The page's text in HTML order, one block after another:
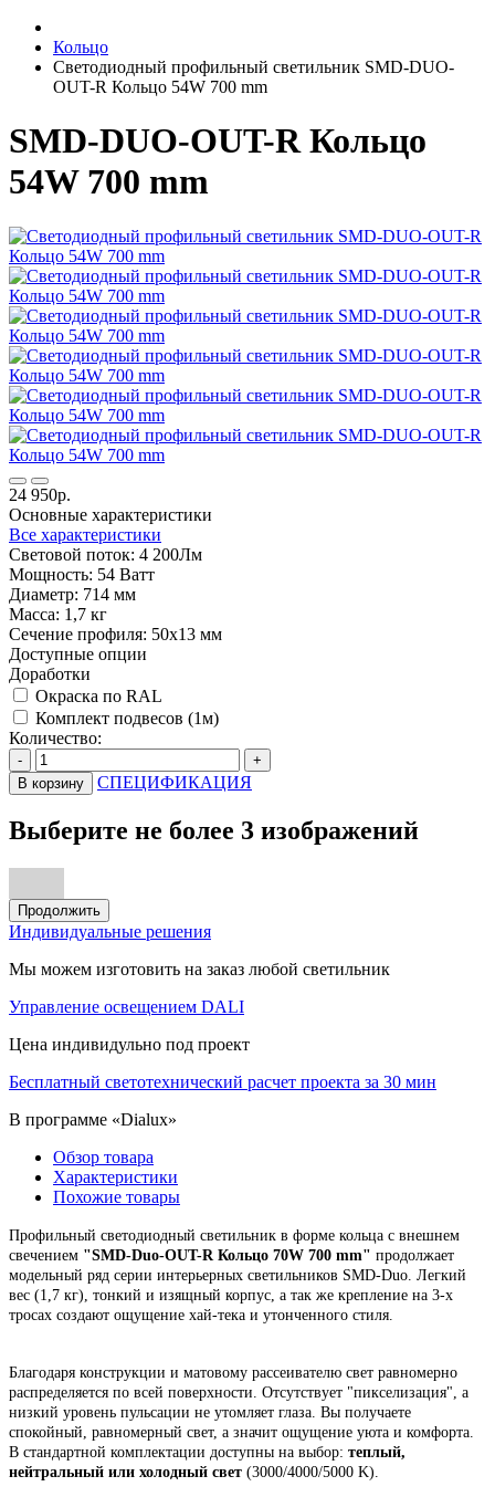
Кольцо
Светодиодный профильный светильник SMD-DUO-
OUT-R Кольцо 54W 700 mm
SMD-DUO-OUT-R Кольцо
54W 700 mm
24 950р.
Основные характеристики
Все характеристики
Световой поток: 4 200Лм
Мощность: 54 Ватт
Диаметр: 714 мм
Масса: 1,7 кг
Сечение профиля: 50х13 мм
Доступные опции
Доработки
Окраска по RAL
Комплект подвесов (1м)
Количество:
-
+
В корзину
СПЕЦИФИКАЦИЯ
Выберите не более 3 изображений
Продолжить
Индивидуальные решения
Мы можем изготовить на заказ любой светильник
Управление освещением DALI
Цена индивидульно под проект
Бесплатный светотехнический расчет проекта за 30 мин
В программе «Dialux»
Обзор товара
Характеристики
Похожие товары
Профильный светодиодный светильник в форме кольца с внешнем
свечением "SMD-Duo-OUT-R Кольцо 70W 700 mm" продолжает
модельный ряд серии интерьерных светильников SMD-Duo. Легкий
вес (1,7 кг), тонкий и изящный корпус, а так же крепление на 3-х
тросах создают ощущение хай-тека и утонченного стиля.
Благодаря конструкции и матовому рассеивателю свет равномерно
распределяется по всей поверхности. Отсутствует "пикселизация", а
низкий уровень пульсации не утомляет глаза. Вы получаете
спокойный, равномерный свет, а значит ощущение уюта и комфорта.
В стандартной комплектации доступны на выбор: теплый,
нейтральный или холодный свет (3000/4000/5000 K).